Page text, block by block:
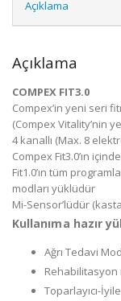
Açıklama
Açıklama
COMPEX FIT3.0
Compex’in yeni seri
(Compex Vitality’nin
4 kanallı (Max. 8
Compex Fit3.0’ın
Fit1.0’ın tüm
modları yüklüdür
Mi-Sensor’lüdür
Kullanıma hazır
Ağrı Tedavi
Toparlayıcı-